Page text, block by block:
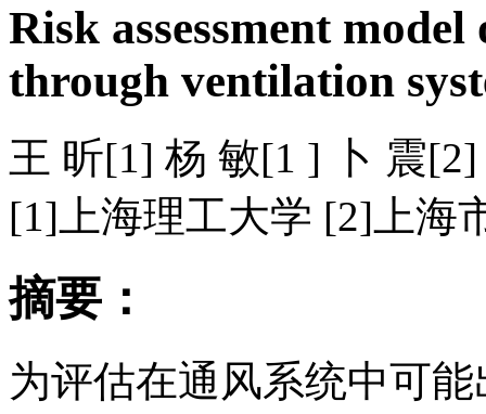
Risk assessment
through ventilation
王 昕[1] 杨 敏[1 ] 卜 震
[1]上海理工大学 [2]上海
摘要：
为评估在通风系统中可